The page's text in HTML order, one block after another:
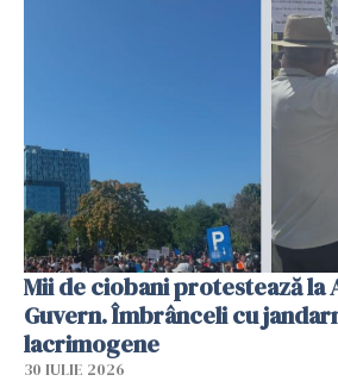
Mii de ciobani protestează la
Guvern. Îmbrânceli cu
lacrimogene
30 IULIE 2026